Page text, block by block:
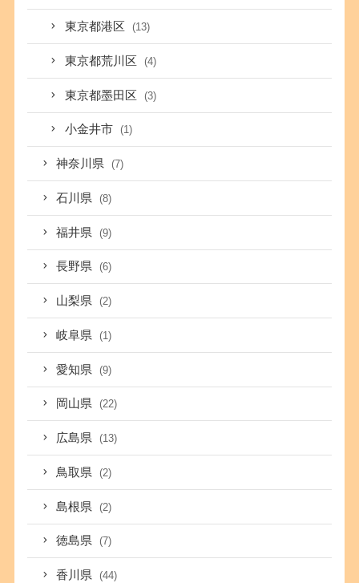
東京都港区 (13)
東京都荒川区 (4)
東京都墨田区 (3)
小金井市 (1)
神奈川県 (7)
石川県 (8)
福井県 (9)
長野県 (6)
山梨県 (2)
岐阜県 (1)
愛知県 (9)
岡山県 (22)
広島県 (13)
鳥取県 (2)
島根県 (2)
徳島県 (7)
香川県 (44)